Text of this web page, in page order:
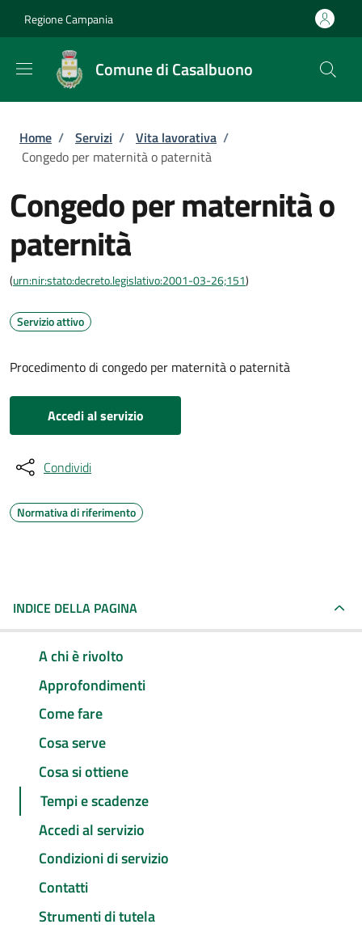
Regione Campania
Comune di Casalbuono
Briciole di pane
Home / Servizi / Vita lavorativa /
Congedo per maternità o paternità
Congedo per maternità o
paternità
(urn:nir:stato:decreto.legislativo:2001-03-26;151)
Servizio attivo
Procedimento di congedo per maternità o paternità
Accedi al servizio
Condividi
Normativa di riferimento
INDICE DELLA PAGINA
A chi è rivolto
Approfondimenti
Come fare
Cosa serve
Cosa si ottiene
Tempi e scadenze
Accedi al servizio
Condizioni di servizio
Contatti
Strumenti di tutela